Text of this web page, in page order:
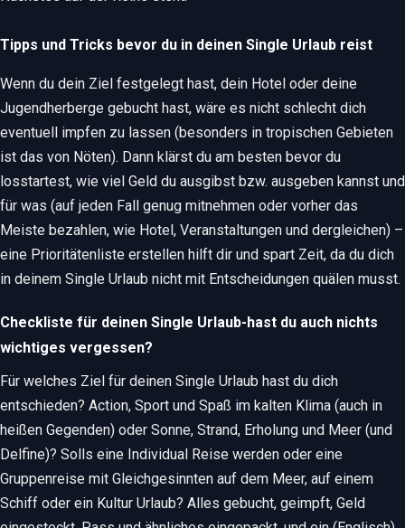
Tipps und Tricks bevor du in deinen Single Urlaub reist
Wenn du dein Ziel festgelegt hast, dein Hotel oder deine
Jugendherberge gebucht hast, wäre es nicht schlecht dich
eventuell impfen zu lassen (besonders in tropischen Gebieten
ist das von Nöten). Dann klärst du am besten bevor du
losstartest, wie viel Geld du ausgibst bzw. ausgeben kannst und
für was (auf jeden Fall genug mitnehmen oder vorher das
Meiste bezahlen, wie Hotel, Veranstaltungen und dergleichen) –
eine Prioritätenliste erstellen hilft dir und spart Zeit, da du dich
in deinem Single Urlaub nicht mit Entscheidungen quälen musst.
Checkliste für deinen Single Urlaub-hast du auch nichts
wichtiges vergessen?
Für welches Ziel für deinen Single Urlaub hast du dich
entschieden? Action, Sport und Spaß im kalten Klima (auch in
heißen Gegenden) oder Sonne, Strand, Erholung und Meer (und
Delfine)? Solls eine Individual Reise werden oder eine
Gruppenreise mit Gleichgesinnten auf dem Meer, auf einem
Schiff oder ein Kultur Urlaub? Alles gebucht, geimpft, Geld